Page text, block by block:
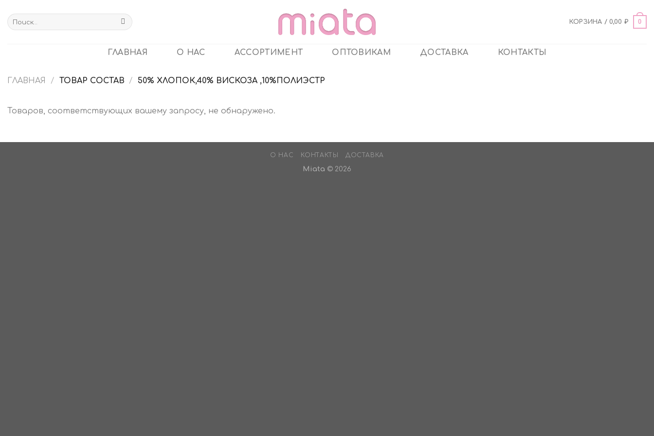
content
Искать:
КОРЗИНА /0,00 ₽ 0
ГЛАВНАЯ О НАС АССОРТИМЕНТ ОПТОВИКАМ ДОСТАВКА КОНТАКТЫ
ГЛАВНАЯ / ТОВАР СОСТАВ / 50% ХЛОПОК,40% ВИСКОЗА ,10%ПОЛИЭСТР
Товаров, соответствующих вашему запросу, не обнаружено.
О НАС КОНТАКТЫ ДОСТАВКА
Miata © 2026